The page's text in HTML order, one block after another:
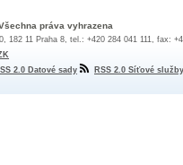
práva vyhrazena
182 11 Praha 8, tel.: +420 284 041 111, fax:
2.0 Datové sady RSS 2.0 Síťové služby